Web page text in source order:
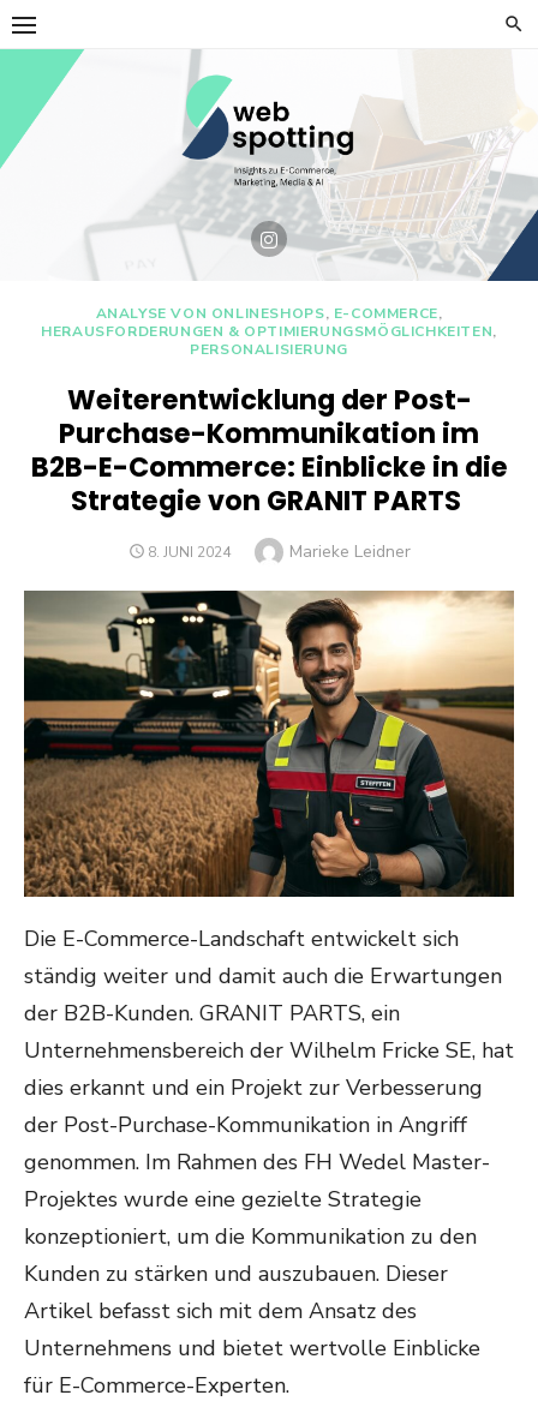
Skip
to
content
ANALYSE VON ONLINESHOPS, E-COMMERCE,
HERAUSFORDERUNGEN & OPTIMIERUNGSMÖGLICHKEITEN,
PERSONALISIERUNG
Weiterentwicklung der Post-
Purchase-Kommunikation im
B2B-E-Commerce: Einblicke in die
Strategie von GRANIT PARTS
POSTED
8. JUNI 2024 Author
Marieke Leidner
Die E-Commerce-Landschaft entwickelt sich
ständig weiter und damit auch die Erwartungen
der B2B-Kunden. GRANIT PARTS, ein
Unternehmensbereich der Wilhelm Fricke SE, hat
dies erkannt und ein Projekt zur Verbesserung
der Post-Purchase-Kommunikation in Angriff
genommen. Im Rahmen des FH Wedel Master-
Projektes wurde eine gezielte Strategie
konzeptioniert, um die Kommunikation zu den
Kunden zu stärken und auszubauen. Dieser
Artikel befasst sich mit dem Ansatz des
Unternehmens und bietet wertvolle Einblicke
für E-Commerce-Experten.